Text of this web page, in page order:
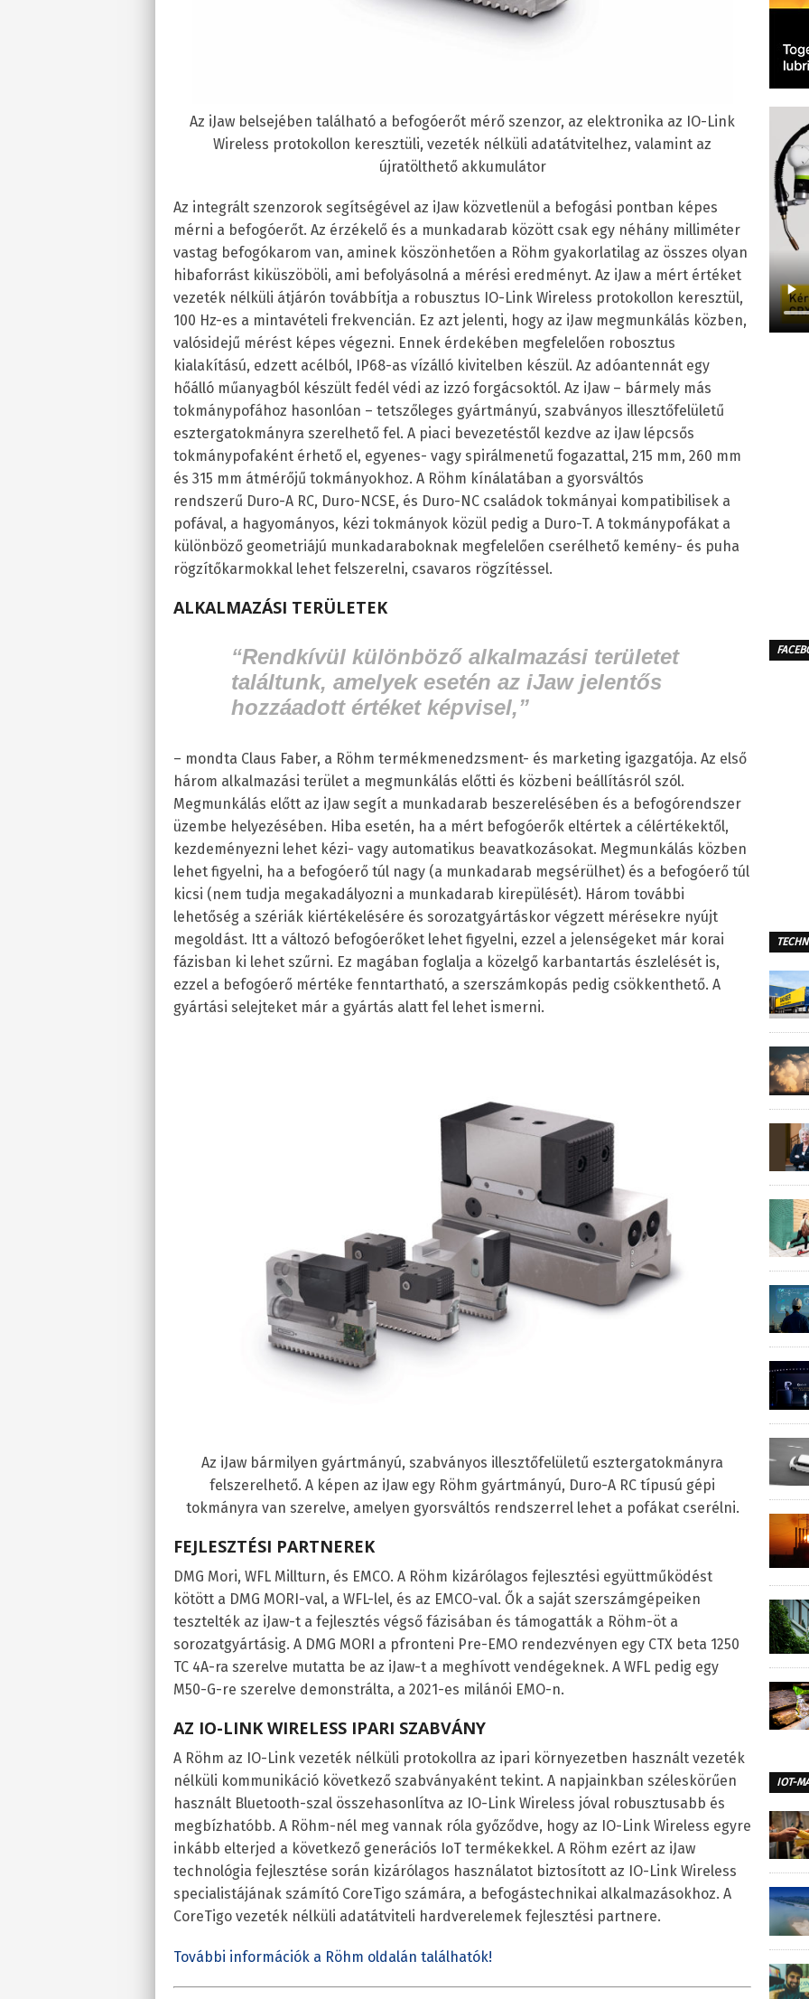
Az iJaw belsejében található a befogóerőt mérő szenzor, az elektronika az IO-Link
Wireless protokollon keresztüli, vezeték nélküli adatátvitelhez, valamint az
újratölthető akkumulátor
Az integrált szenzorok segítségével az iJaw közvetlenül a befogási pontban képes
mérni a befogóerőt. Az érzékelő és a munkadarab között csak egy néhány milliméter
vastag befogókarom van, aminek köszönhetően a Röhm gyakorlatilag az összes olyan
hibaforrást kiküszöböli, ami befolyásolná a mérési eredményt. Az iJaw a mért értéket
vezeték nélküli átjárón továbbítja a robusztus IO-Link Wireless protokollon keresztül,
100 Hz-es a mintavételi frekvencián. Ez azt jelenti, hogy az iJaw megmunkálás közben,
valósidejű mérést képes végezni. Ennek érdekében megfelelően robosztus
kialakítású, edzett acélból, IP68-as vízálló kivitelben készül. Az adóantennát egy
hőálló műanyagból készült fedél védi az izzó forgácsoktól. Az iJaw – bármely más
tokmánypofához hasonlóan – tetszőleges gyártmányú, szabványos illesztőfelületű
esztergatokmányra szerelhető fel. A piaci bevezetéstől kezdve az iJaw lépcsős
tokmánypofaként érhető el, egyenes- vagy spirálmenetű fogazattal, 215 mm, 260 mm
és 315 mm átmérőjű tokmányokhoz. A Röhm kínálatában a gyorsváltós
rendszerű Duro-A RC, Duro-NCSE, és Duro-NC családok tokmányai kompatibilisek a
pofával, a hagyományos, kézi tokmányok közül pedig a Duro-T. A tokmánypofákat a
különböző geometriájú munkadaraboknak megfelelően cserélhető kemény- és puha
rögzítőkarmokkal lehet felszerelni, csavaros rögzítéssel.
ALKALMAZÁSI TERÜLETEK
“Rendkívül különböző alkalmazási területet
találtunk, amelyek esetén az iJaw jelentős
hozzáadott értéket képvisel,”
– mondta Claus Faber, a Röhm termékmenedzsment- és marketing igazgatója. Az első
három alkalmazási terület a megmunkálás előtti és közbeni beállításról szól.
Megmunkálás előtt az iJaw segít a munkadarab beszerelésében és a befogórendszer
üzembe helyezésében. Hiba esetén, ha a mért befogóerők eltértek a célértékektől,
kezdeményezni lehet kézi- vagy automatikus beavatkozásokat. Megmunkálás közben
lehet figyelni, ha a befogóerő túl nagy (a munkadarab megsérülhet) és a befogóerő túl
kicsi (nem tudja megakadályozni a munkadarab kirepülését). Három további
lehetőség a szériák kiértékelésére és sorozatgyártáskor végzett mérésekre nyújt
megoldást. Itt a változó befogóerőket lehet figyelni, ezzel a jelenségeket már korai
fázisban ki lehet szűrni. Ez magában foglalja a közelgő karbantartás észlelését is,
ezzel a befogóerő mértéke fenntartható, a szerszámkopás pedig csökkenthető. A
gyártási selejteket már a gyártás alatt fel lehet ismerni.
Az iJaw bármilyen gyártmányú, szabványos illesztőfelületű esztergatokmányra
felszerelhető. A képen az iJaw egy Röhm gyártmányú, Duro-A RC típusú gépi
tokmányra van szerelve, amelyen gyorsváltós rendszerrel lehet a pofákat cserélni.
FEJLESZTÉSI PARTNEREK
DMG Mori, WFL Millturn, és EMCO. A Röhm kizárólagos fejlesztési együttműködést
kötött a DMG MORI-val, a WFL-lel, és az EMCO-val. Ők a saját szerszámgépeiken
tesztelték az iJaw-t a fejlesztés végső fázisában és támogatták a Röhm-öt a
sorozatgyártásig. A DMG MORI a pfronteni Pre-EMO rendezvényen egy CTX beta 1250
TC 4A-ra szerelve mutatta be az iJaw-t a meghívott vendégeknek. A WFL pedig egy
M50-G-re szerelve demonstrálta, a 2021-es milánói EMO-n.
AZ IO-LINK WIRELESS IPARI SZABVÁNY
A Röhm az IO-Link vezeték nélküli protokollra az ipari környezetben használt vezeték
nélküli kommunikáció következő szabványaként tekint. A napjainkban széleskörűen
használt Bluetooth-szal összehasonlítva az IO-Link Wireless jóval robusztusabb és
megbízhatóbb. A Röhm-nél meg vannak róla győződve, hogy az IO-Link Wireless egyre
inkább elterjed a következő generációs IoT termékekkel. A Röhm ezért az iJaw
technológia fejlesztése során kizárólagos használatot biztosított az IO-Link Wireless
specialistájának számító CoreTigo számára, a befogástechnikai alkalmazásokhoz. A
CoreTigo vezeték nélküli adatátviteli hardverelemek fejlesztési partnere.
További információk a Röhm oldalán találhatók!
IOT-